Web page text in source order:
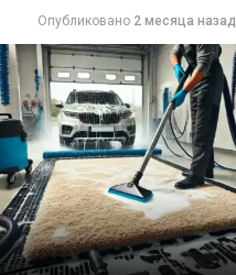
Опубликовано 2 месяца назад